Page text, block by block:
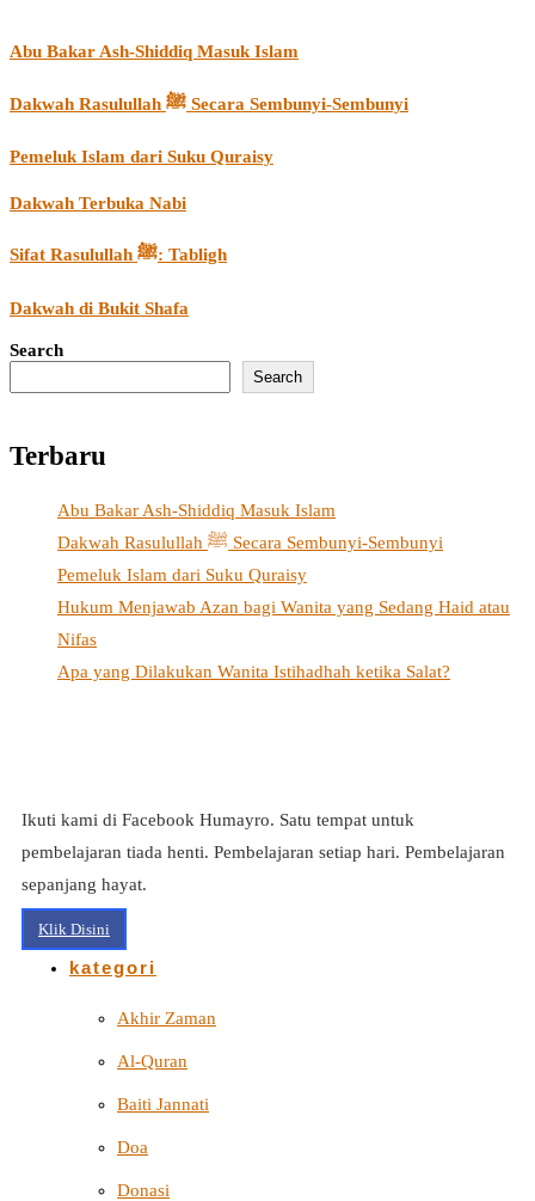
Abu Bakar Ash-Shiddiq Masuk Islam
Dakwah Rasulullah ﷺ Secara Sembunyi-Sembunyi
Pemeluk Islam dari Suku Quraisy
Dakwah Terbuka Nabi
Sifat Rasulullah ﷺ: Tabligh
Dakwah di Bukit Shafa
Search
Search
Terbaru
Abu Bakar Ash-Shiddiq Masuk Islam
Dakwah Rasulullah ﷺ Secara Sembunyi-Sembunyi
Pemeluk Islam dari Suku Quraisy
Hukum Menjawab Azan bagi Wanita yang Sedang Haid atau
Nifas
Apa yang Dilakukan Wanita Istihadhah ketika Salat?
Ikuti kami di Facebook Humayro. Satu tempat untuk
pembelajaran tiada henti. Pembelajaran setiap hari. Pembelajaran
sepanjang hayat.
Klik Disini
kategori
Akhir Zaman
Al-Quran
Baiti Jannati
Doa
Donasi